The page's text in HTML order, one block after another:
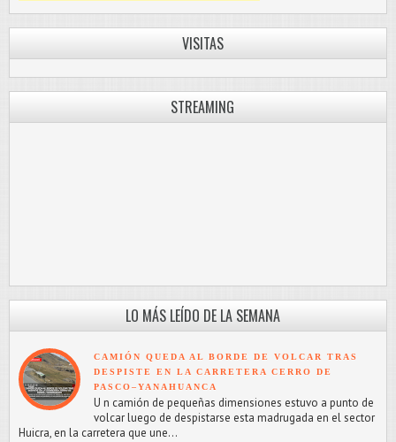
VISITAS
STREAMING
LO MÁS LEÍDO DE LA SEMANA
CAMIÓN QUEDA AL BORDE DE VOLCAR TRAS
DESPISTE EN LA CARRETERA CERRO DE
PASCO–YANAHUANCA
U n camión de pequeñas dimensiones estuvo a punto de
volcar luego de despistarse esta madrugada en el sector
Huicra, en la carretera que une...